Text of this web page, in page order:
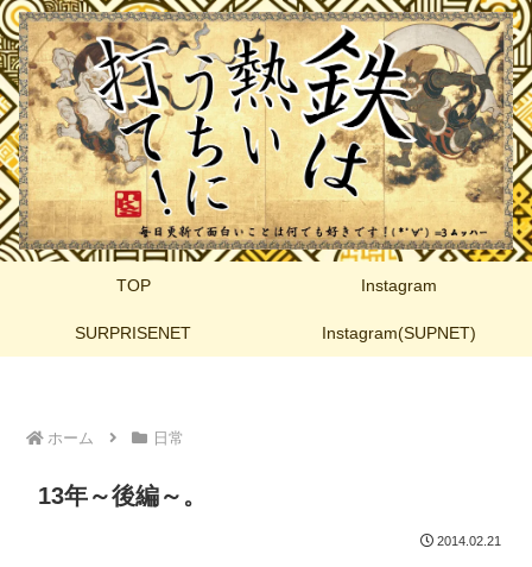
TOP Instagram
SURPRISENET Instagram(SUPNET)
ホーム 日常
13年～後編～。
2014.02.21